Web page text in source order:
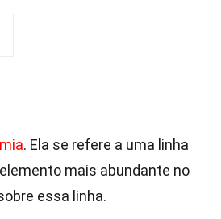
. Ela se refere a uma linha
elemento mais abundante no
essa linha.